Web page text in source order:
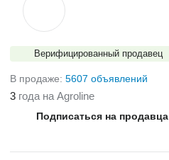
Верифицированный продавец
В продаже: 5607 объявлений
3 года на Agroline
Подписаться на продавца